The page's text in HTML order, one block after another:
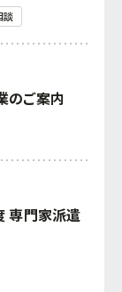
談
のご案内
専門家派遣